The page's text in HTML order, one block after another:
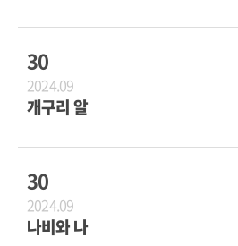
30
2024.09
개구리 알
30
2024.09
나비와 나